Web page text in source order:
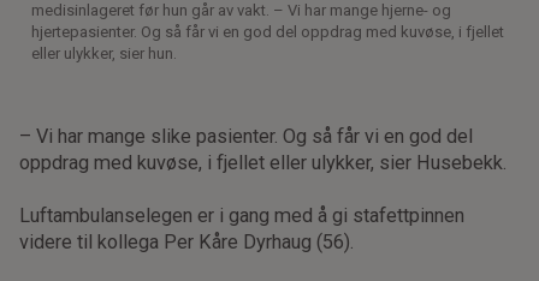
medisinlageret før hun går av vakt. – Vi har mange hjerne- og
hjertepasienter. Og så får vi en god del oppdrag med kuvøse, i fjellet
eller ulykker, sier hun.
– Vi har mange slike pasienter. Og så får vi en god del
oppdrag med kuvøse, i fjellet eller ulykker, sier Husebekk.
Luftambulanselegen er i gang med å gi stafettpinnen
videre til kollega Per Kåre Dyrhaug (56).